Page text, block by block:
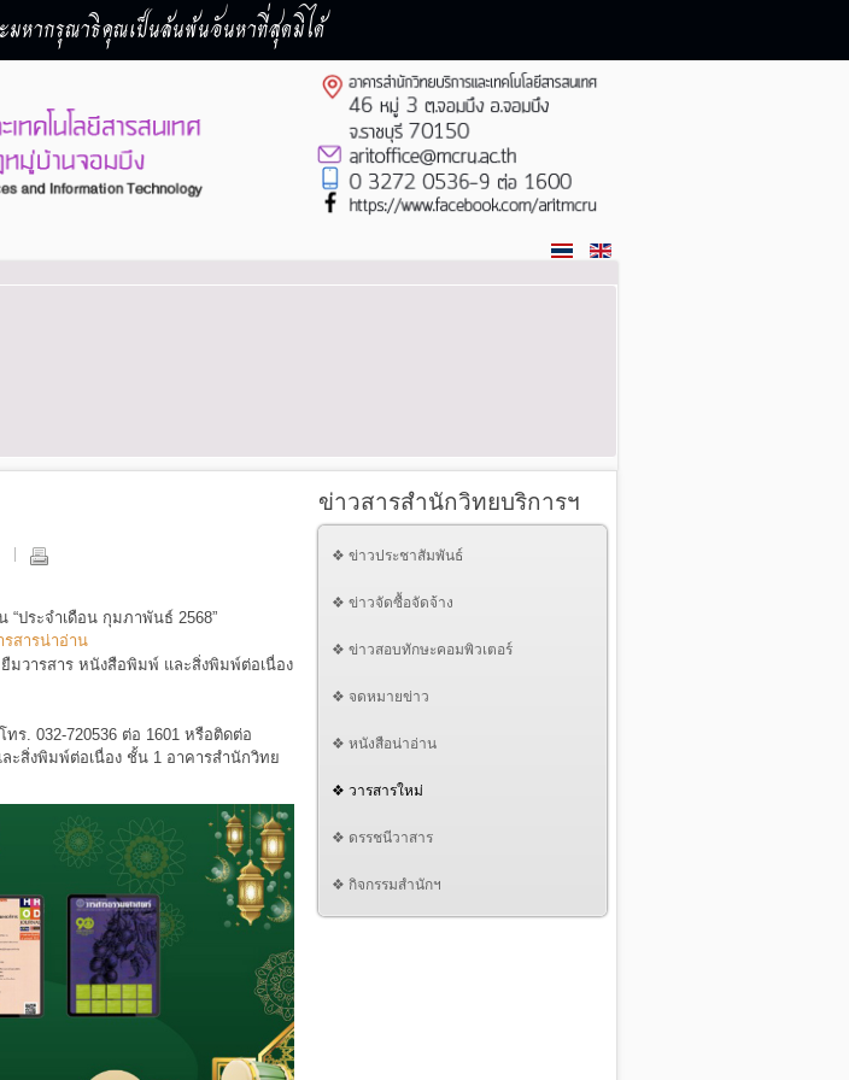
มหากรุณาธิคุณเป็นล้นพ้นอันหาที่สุดมิได้
“ประจำเดือน กุมภาพันธ์ 2568”
รสารน่าอ่าน
มวารสาร หนังสือพิมพ์ และสิ่งพิมพ์ต่อเนื่อง
ร. 032-720536 ต่อ 1601 หรือติดต่อ
ะสิ่งพิมพ์ต่อเนื่อง ชั้น 1 อาคารสำนักวิทย
ข่าวสารสำนักวิทยบริการฯ
❖ ข่าวประชาสัมพันธ์
❖ ข่าวจัดซื้อจัดจ้าง
❖ ข่าวสอบทักษะคอมพิวเตอร์
❖ จดหมายข่าว
❖ หนังสือน่าอ่าน
❖ วารสารใหม่
❖ ดรรชนีวาสาร
❖ กิจกรรมสำนักฯ